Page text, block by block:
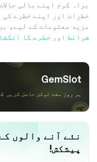
براہ کرم اپنے مالی
خطرات اور اپنے خطرے کی
مزید معلومات کے لیے،
شرائط اور خطرے کا
GemSlot
ہر روز مفت ٹوکن حاصل کریں
نئے آنے والوں
پیشکش!